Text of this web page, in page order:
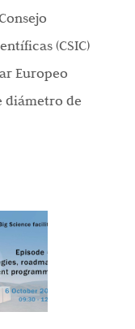
(CSIC)
Europeo
diámetro de